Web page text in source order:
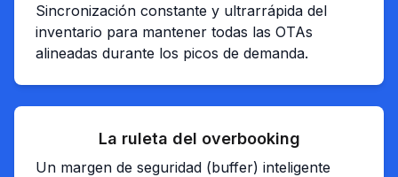
Sincronización constante y ultrarrápida del
inventario para mantener todas las OTAs
alineadas durante los picos de demanda.
La ruleta del overbooking
Un margen de seguridad (buffer) inteligente